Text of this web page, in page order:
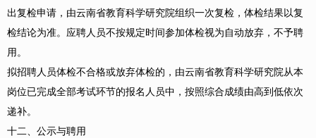
出复检申请，由云南省教育科学研究院组织一次复检，体检结果以复
检结论为准。应聘人员不按规定时间参加体检视为自动放弃，不予聘
用。
拟招聘人员体检不合格或放弃体检的，由云南省教育科学研究院从本
岗位已完成全部考试环节的报名人员中，按照综合成绩由高到低依次
递补。
十二、公示与聘用